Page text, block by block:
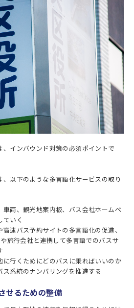
インバウンド対策の必須ポイントで
、以下のような多言語化サービスの取り
車両、観光地案内板、バス会社ホームペ
ていく
速バス予約サイトの多言語化の促進、
旅行会社と連携して多言語でのバスサ
行くためにどのバスに乗ればいいのか
系統のナンバリングを推進する
せるための整備